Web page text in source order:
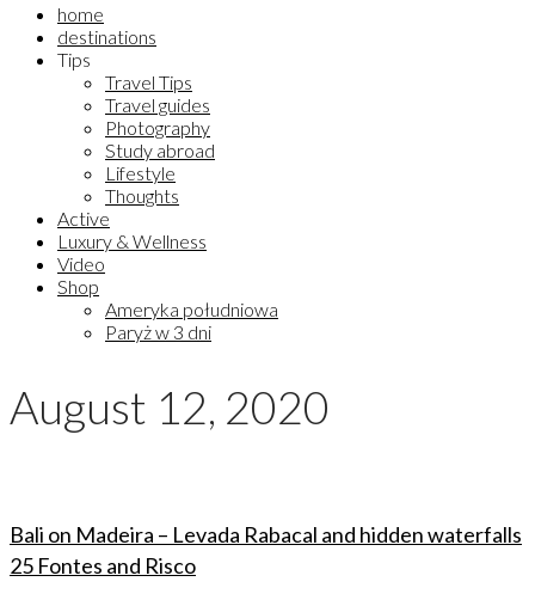
home
destinations
Tips
Travel Tips
Travel guides
Photography
Study abroad
Lifestyle
Thoughts
Active
Luxury & Wellness
Video
Shop
Ameryka południowa
Paryż w 3 dni
August 12, 2020
Bali on Madeira – Levada Rabacal and hidden waterfalls
25 Fontes and Risco